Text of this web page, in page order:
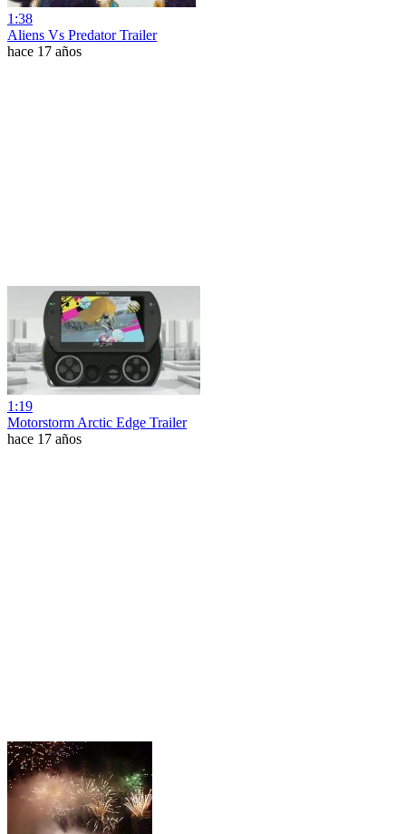
1:38
Aliens Vs Predator Trailer
hace 17 años
1:19
Motorstorm Arctic Edge Trailer
hace 17 años